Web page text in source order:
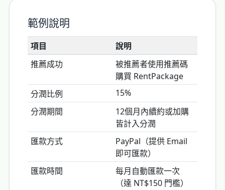
範例說明
項目
說明
推薦成功
被推薦者使用推薦碼
購買 RentPackage
分潤比例
15%
分潤期間
12個月內續約或加購
皆計入分潤
匯款方式
PayPal（提供 Email
即可匯款）
匯款時間
每月自動匯款一次
（達 NT$150 門檻）